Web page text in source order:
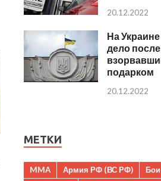
20.12.2022
На
дело
подарком
20.12.2022
МЕТКИ
MMA Армия РФ (ВС РФ) Бои